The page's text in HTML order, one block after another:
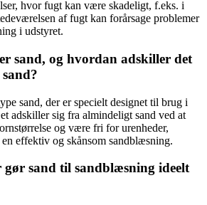
hvor fugt kan være skadeligt, f.eks. i
af fugt kan forårsage problemer
i udstyret.
sand, og hvordan adskiller det
sand, der er specielt designet til brug i
adskiller sig fra almindeligt sand ved at
og være fri for urenheder,
effektiv og skånsom sandblæsning.
gør sand til sandblæsning ideelt